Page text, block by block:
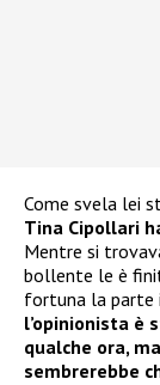
Come svela lei
Tina Cipollari
Mentre si
bollente le è
fortuna la parte
l’opinionista è
qualche ora,
sembrerebbe